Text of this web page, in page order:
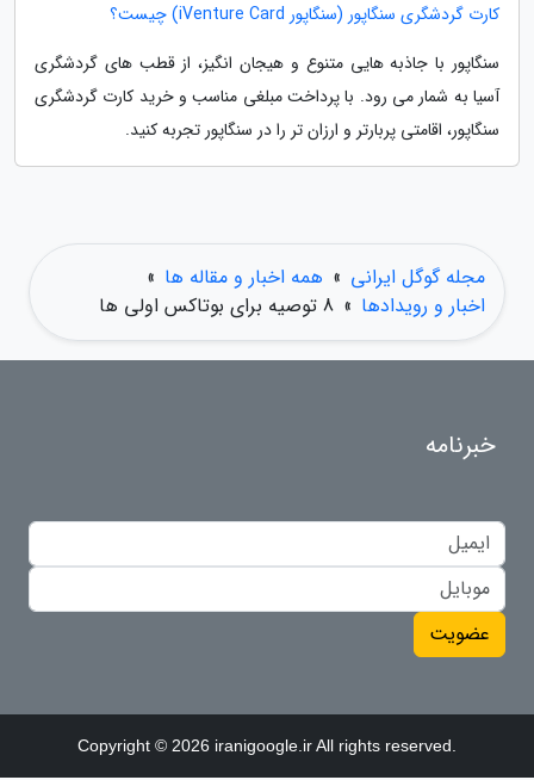
کارت گردشگری سنگاپور (سنگاپور iVenture Card) چیست؟
سنگاپور با جاذبه هایی متنوع و هیجان انگیز، از قطب های گردشگری
آسیا به شمار می رود. با پرداخت مبلغی مناسب و خرید کارت گردشگری
سنگاپور، اقامتی پربارتر و ارزان تر را در سنگاپور تجربه کنید.
مجله گوگل ایرانی » همه اخبار و مقاله ها »
اخبار و رویدادها » 8 توصیه برای بوتاکس اولی ها
خبرنامه
عضویت
Copyright © 2026 iranigoogle.ir All rights reserved.